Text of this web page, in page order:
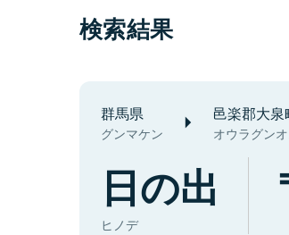
検索結果
群馬県
グンマケン
邑楽郡大泉
オウラグン
日の出
ヒノデ